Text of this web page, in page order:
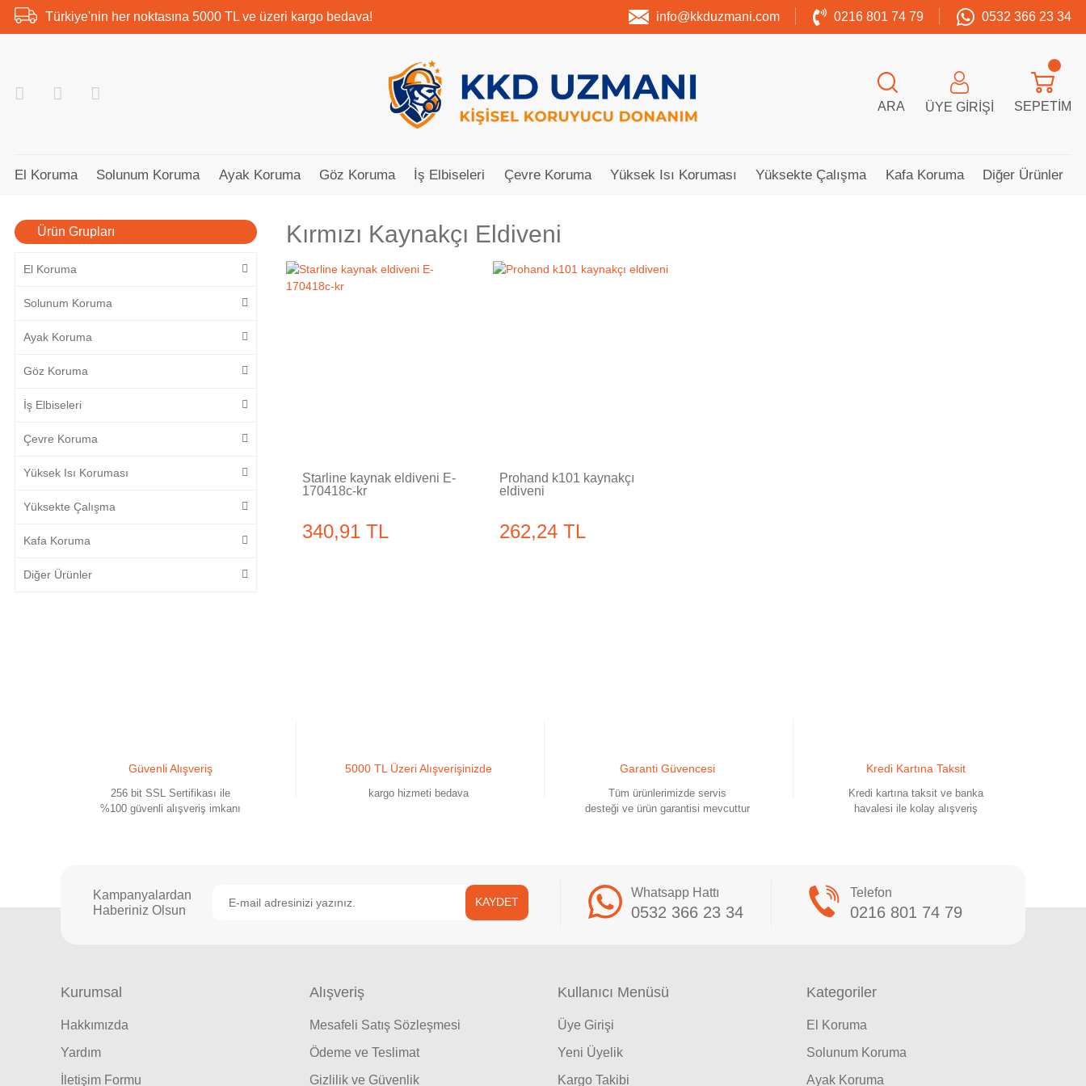
Türkiye'nin her noktasına 5000 TL ve üzeri kargo bedava! info@kkduzmani.com 0216 801 74 79 0532 366 23 34
ARA ÜYE GIRIŞI SEPETIM
El Koruma Solunum Koruma Ayak Koruma Göz Koruma İş Elbiseleri Çevre Koruma Yüksek Isı Koruması Yüksekte Çalışma Kafa Koruma Diğer Ürünler
Ürün Grupları
El Koruma
Solunum Koruma
Ayak Koruma
Göz Koruma
İş Elbiseleri
Çevre Koruma
Yüksek Isı Koruması
Yüksekte Çalışma
Kafa Koruma
Diğer Ürünler
Kırmızı Kaynakçı Eldiveni
Starline kaynak eldiveni E-
170418c-kr
340,91 TL
Prohand k101 kaynakçı
eldiveni
262,24 TL
Güvenli Alışveriş
256 bit SSL Sertifikası ile
%100 güvenli alışveriş imkanı
5000 TL Üzeri Alışverişinizde
kargo hizmeti bedava
Garanti Güvencesi
Tüm ürünlerimizde servis
desteği ve ürün garantisi mevcuttur
Kredi Kartına Taksit
Kredi kartına taksit ve banka
havalesi ile kolay alışveriş
Kampanyalardan
Haberiniz Olsun
KAYDET
Whatsapp Hattı
0532 366 23 34
Telefon
0216 801 74 79
Kurumsal
Hakkımızda
Yardım
İletişim Formu
Alışveriş
Mesafeli Satış Sözleşmesi
Ödeme ve Teslimat
Gizlilik ve Güvenlik
Kullanıcı Menüsü
Üye Girişi
Yeni Üyelik
Kargo Takibi
Kategoriler
El Koruma
Solunum Koruma
Ayak Koruma